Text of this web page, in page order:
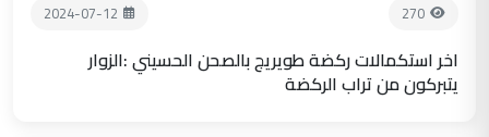
270
2024-07-12
اخر استكمالات ركضة طويريج بالصحن الحسيني :الزوار
يتبركون من تراب الركضة